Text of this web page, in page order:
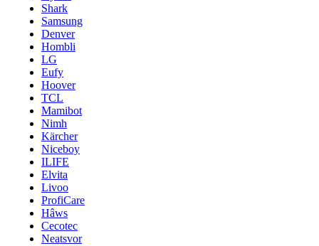
Shark
Samsung
Denver
Hombli
LG
Eufy
Hoover
TCL
Mamibot
Nimh
Kärcher
Niceboy
ILIFE
Elvita
Livoo
ProfiCare
Hâws
Cecotec
Neatsvor